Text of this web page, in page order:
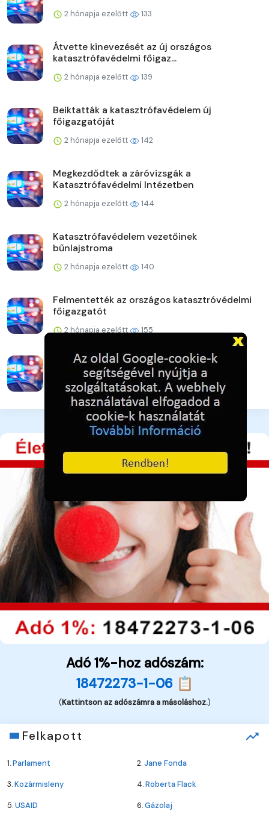
2 hónapja ezelőtt 133
Átvette kinevezését az új országos
katasztrófavédelmi főigaz...
2 hónapja ezelőtt 139
Beiktatták a katasztrófavédelem új
főigazgatóját
2 hónapja ezelőtt 142
Megkezdődtek a záróvizsgák a
Katasztrófavédelmi Intézetben
2 hónapja ezelőtt 144
Katasztrófavédelem vezetőinek
bűnlajstroma
2 hónapja ezelőtt 140
Felmentették az országos katasztróvédelmi
főigazgatót
2 hónapja ezelőtt 155
Nincs jelentős szúnyogártalom
2 hónapja ezelőtt 146
Adó 1%-hoz adószám:
18472273-1-06 📋
(Kattintson az adószámra a másoláshoz.)
Felkapott
1.Parlament 2.Jane Fonda
3.Kozármisleny 4.Roberta Flack
5.USAID 6.Gázolaj